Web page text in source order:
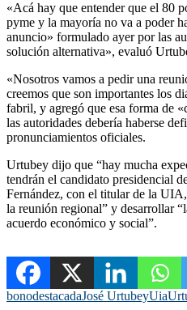
«Acá hay que entender que el 80
pyme y la mayoría no va a poder
anuncio» formulado ayer por las
solución alternativa», evaluó
«Nosotros vamos a pedir una
creemos que son importantes los
fabril, y agregó que esa forma de
las autoridades debería haberse
pronunciamientos oficiales.
Urtubey dijo que “hay mucha
tendrán el candidato presidencial
Fernández, con el titular de la
la reunión regional” y desarrollar
acuerdo económico y social”.
bonodestacadaJosé UrtubeyUia